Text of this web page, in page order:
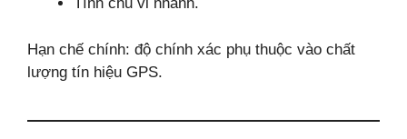
Hạn chế chính: độ chính xác phụ thuộc vào chất
lượng tín hiệu GPS.